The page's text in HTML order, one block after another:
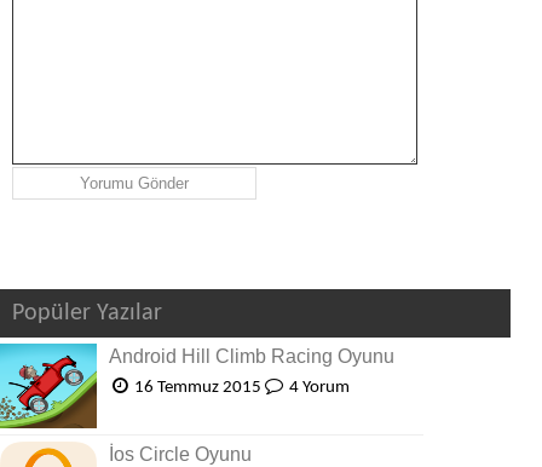
Popüler Yazılar
Android Hill Climb Racing Oyunu
16 Temmuz 2015 4 Yorum
İos Circle Oyunu